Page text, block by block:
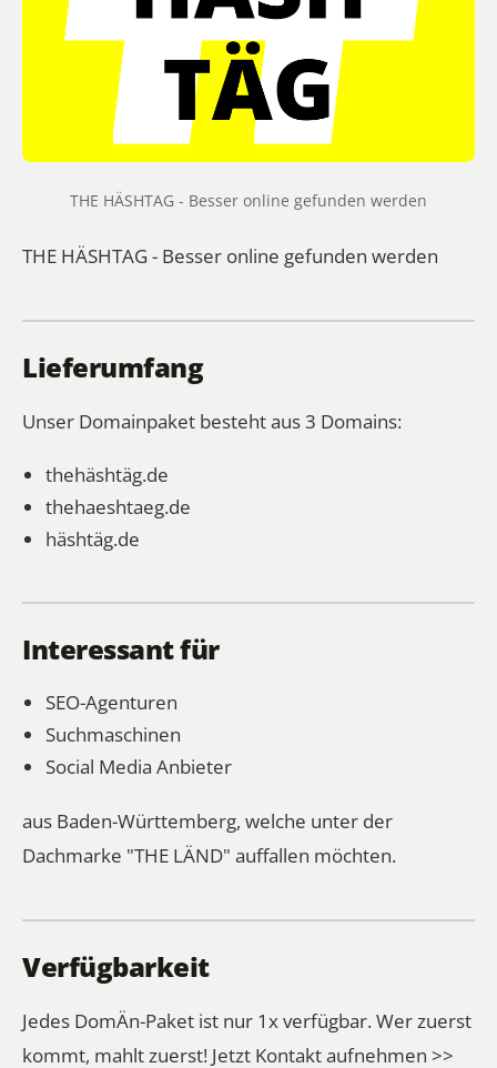
THE HÄSHTAG - Besser online gefunden werden
THE HÄSHTAG - Besser online gefunden werden
Lieferumfang
Unser Domainpaket besteht aus 3 Domains:
thehäshtäg.de
thehaeshtaeg.de
häshtäg.de
Interessant für
SEO-Agenturen
Suchmaschinen
Social Media Anbieter
aus Baden-Württemberg, welche unter der
Dachmarke "THE LÄND" auffallen möchten.
Verfügbarkeit
Jedes DomÄn-Paket ist nur 1x verfügbar. Wer zuerst
kommt, mahlt zuerst! Jetzt Kontakt aufnehmen >>